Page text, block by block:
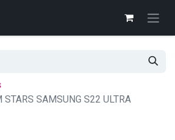
STARS SAMSUNG S22 ULTRA